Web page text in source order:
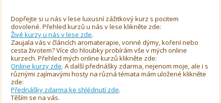
Dopřejte si u nás v lese luxusní zážitkový kurz s pocitem
dovolené. Přehled kurzů u nás v lese klikněte zde:
Živé kurzy u nás v lese zde.
Zaujala vás v článcích aromaterapie, vonné dýmy, koření nebo
cesta životem? Více do hloubky probírám vše v mých online
kurzech. Přehled mých online kurzů klikněte zde:
Online kurzy zde. A další přednášky zdarma, nejenom moje, ale i s
různými zajímavými hosty na různá témata mám uložené klikněte
zde:
Přednášky zdarma ke shlédnutí zde.
Těším se na vás.